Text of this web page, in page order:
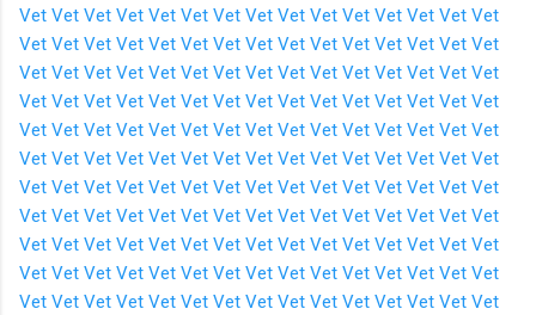
Vet Vet Vet Vet Vet Vet Vet Vet Vet Vet Vet Vet Vet Vet Vet
Vet Vet Vet Vet Vet Vet Vet Vet Vet Vet Vet Vet Vet Vet Vet
Vet Vet Vet Vet Vet Vet Vet Vet Vet Vet Vet Vet Vet Vet Vet
Vet Vet Vet Vet Vet Vet Vet Vet Vet Vet Vet Vet Vet Vet Vet
Vet Vet Vet Vet Vet Vet Vet Vet Vet Vet Vet Vet Vet Vet Vet
Vet Vet Vet Vet Vet Vet Vet Vet Vet Vet Vet Vet Vet Vet Vet
Vet Vet Vet Vet Vet Vet Vet Vet Vet Vet Vet Vet Vet Vet Vet
Vet Vet Vet Vet Vet Vet Vet Vet Vet Vet Vet Vet Vet Vet Vet
Vet Vet Vet Vet Vet Vet Vet Vet Vet Vet Vet Vet Vet Vet Vet
Vet Vet Vet Vet Vet Vet Vet Vet Vet Vet Vet Vet Vet Vet Vet
Vet Vet Vet Vet Vet Vet Vet Vet Vet Vet Vet Vet Vet Vet Vet